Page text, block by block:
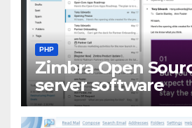
PHP
Zimbra Open
server software